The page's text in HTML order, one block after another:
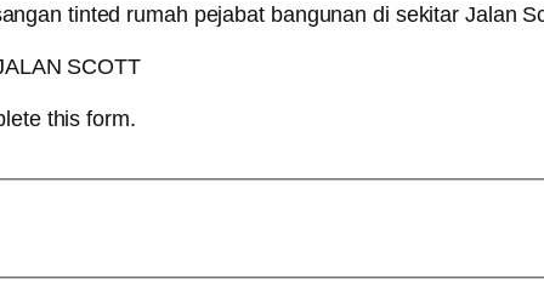
tinted rumah pejabat bangunan di sekitar Jalan
this form.